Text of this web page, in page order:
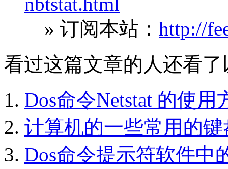
» 订阅本站： http://
看过这篇文章的人还看
Dos命令Netstat 的使用
计算机的一些常用的
Dos命令提示符软件中